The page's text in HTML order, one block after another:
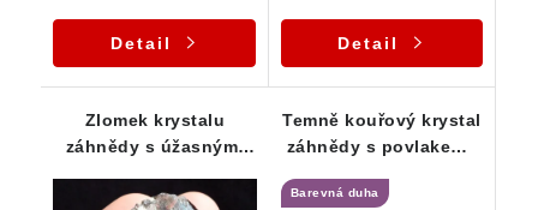
Detail Detail
Zlomek krystalu
záhnědy s úžasnými
duhovým odleskem
Temně kouřový krystal
záhnědy s povlakem /
Barevná duha